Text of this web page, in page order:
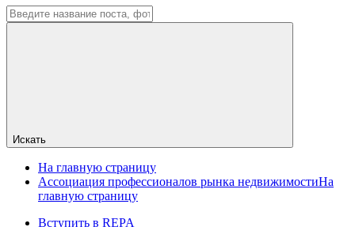
Искать
На главную страницу
Ассоциация профессионалов рынка недвижимостиНа
главную страницу
Вступить в REPA